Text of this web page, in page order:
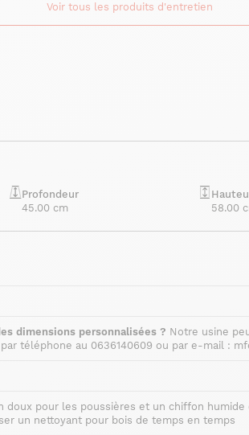
Voir tous les produits d'entretien
Profondeur
45.00 cm
58.00
dimensions personnalisées ? Notre usine
téléphone au 0636140609 ou par e-mail :
doux pour les poussières et un chiffon humide
un nettoyant pour bois de temps en temps